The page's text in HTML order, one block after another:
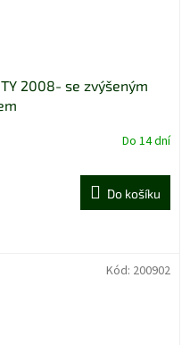
2008- se zvýšeným
Do 14 dní
Do košíku
Kód: 200902